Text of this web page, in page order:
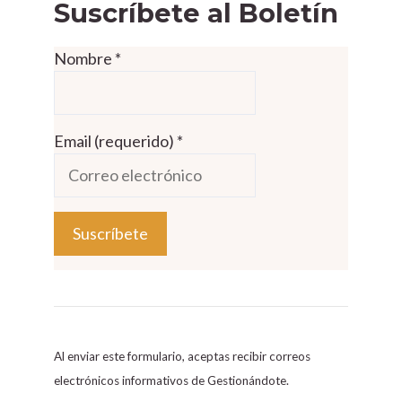
Suscríbete al Boletín
Nombre *
Email (requerido) *
o
s
t
Al enviar este formulario, aceptas recibir correos
electrónicos informativos de Gestionándote.